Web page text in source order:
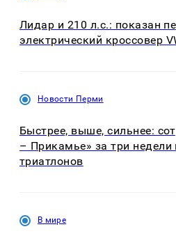
Лидар и 210 л.с.: показан
электрический кроссовер
Новости Перми
Быстрее, выше, сильнее:
– Прикамье» за три недели
триатлонов
В мире